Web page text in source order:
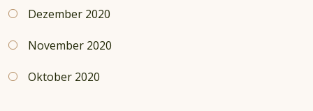
Dezember 2020
November 2020
Oktober 2020